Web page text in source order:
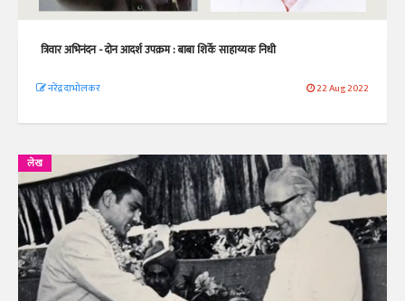
त्रिवार अभिनंदन - दोन आदर्श उपक्रम : बाबा शिर्के साहाय्यक निधी
नरेंद्र दाभोलकर 22 Aug 2022
लेख